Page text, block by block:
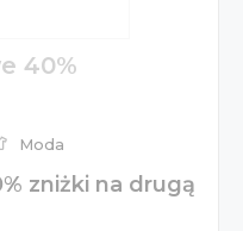
40%
Moda
zniżki na drugą